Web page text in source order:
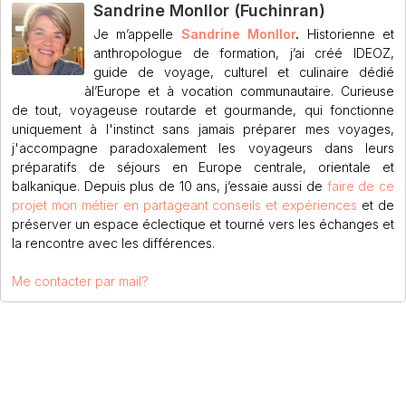
Sandrine Monllor (Fuchinran)
Je m’appelle Sandrine Monllor. Historienne et
anthropologue de formation, j’ai créé IDEOZ,
guide de voyage, culturel et culinaire dédié
àl’Europe et à vocation communautaire. Curieuse
de tout, voyageuse routarde et gourmande, qui fonctionne
uniquement à l'instinct sans jamais préparer mes voyages,
j'accompagne paradoxalement les voyageurs dans leurs
préparatifs de séjours en Europe centrale, orientale et
balkanique. Depuis plus de 10 ans, j’essaie aussi de faire de ce
projet mon métier en partageant conseils et expériences et de
préserver un espace éclectique et tourné vers les échanges et
la rencontre avec les différences.
Me contacter par mail?